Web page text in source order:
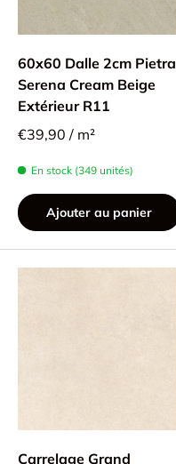
60x60 Dalle 2cm Pietra
Serena Cream Beige
Extérieur R11
€39,90 / m²
En stock (349 unités)
Ajouter au panier
Carrelage Grand